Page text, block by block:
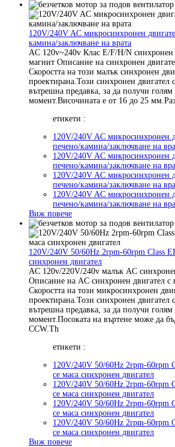
120V/240V AC микросинхронен
камина/заключване на врата
AC 120v~240v Клас E/F/H/N синхронен
магнит Описание на синхронен
Скоростта на този малък синхронен
проектирана.Този синхронен двигател
вътрешна предавка, за да получи
момент.Височината е от 16 до 25
етикети :
120V/240V AC микросинхронен
печено/камина/заключване на
120V/240V AC микросинхронен
печено/камина/заключване на
120V/240V AC микросинхронен
печено/камина/заключване на
120V/240V AC микросинхронен
печено/камина/заключване на
Виж повече
120V/240V 50/60Hz 2rpm-60rpm Class
синхронен двигател
AC 120v/220V/240v малък AC
Описание на AC синхронен двигател с
Скоростта на този микросинхронен
проектирана.Този синхронен двигател
вътрешна предавка, за да получи
момент.Посоката на въртене може да
CCW.Th
етикети :
120V/240V 50/60Hz 2rpm-60rpm
се маса синхронен двигател
120V/240V 50/60Hz 2rpm-60rpm
се маса синхронен двигател
120V/240V 50/60Hz 2rpm-60rpm
се маса синхронен двигател
120V/240V 50/60Hz 2rpm-60rpm
се маса синхронен двигател
Виж повече